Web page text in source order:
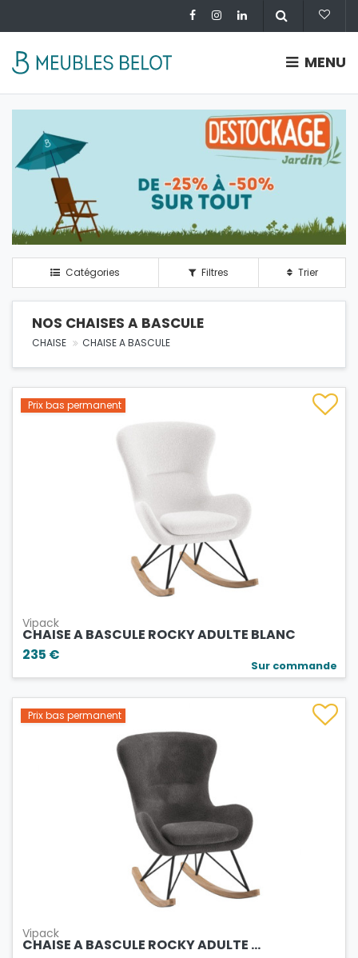
MENU
Catégories Filtres Trier
NOS CHAISES A BASCULE
CHAISE CHAISE A BASCULE
Prix bas permanent
Vipack
CHAISE A BASCULE ROCKY ADULTE BLANC
235 €
Sur commande
Prix bas permanent
Vipack
CHAISE A BASCULE ROCKY ADULTE ...